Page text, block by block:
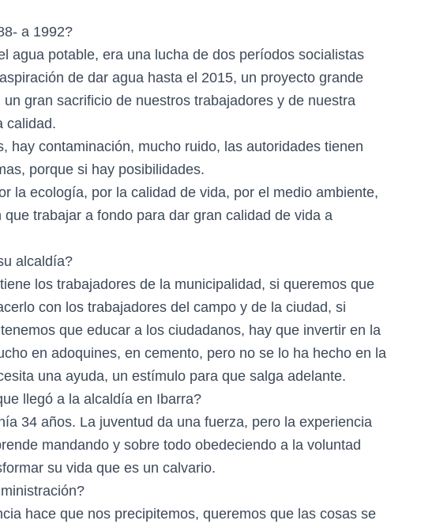
a 1992?
agua potable, era una lucha de dos períodos socialistas
de dar agua hasta el 2015, un proyecto grande
gran sacrificio de nuestros trabajadores y de nuestra
calidad.
hay contaminación, mucho ruido, las autoridades tienen
porque si hay posibilidades.
la ecología, por la calidad de vida, por el medio ambiente,
trabajar a fondo para dar gran calidad de vida a
alcaldía?
los trabajadores de la municipalidad, si queremos que
con los trabajadores del campo y de la ciudad, si
que educar a los ciudadanos, hay que invertir en la
en adoquines, en cemento, pero no se lo ha hecho en la
una ayuda, un estímulo para que salga adelante.
llegó a la alcaldía en Ibarra?
34 años. La juventud da una fuerza, pero la experiencia
mandando y sobre todo obedeciendo a la voluntad
su vida que es un calvario.
hace que nos precipitemos, queremos que las cosas se